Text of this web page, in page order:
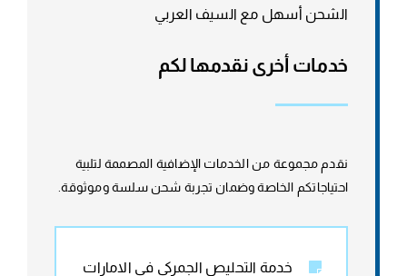
الشحن أسهل مع السيف العربي
خدمات أخرى نقدمها لكم
نقدم مجموعة من الخدمات الإضافية المصممة لتلبية
احتياجاتكم الخاصة وضمان تجربة شحن سلسة وموثوقة.
خدمة التحليص الجمركي في الامارات